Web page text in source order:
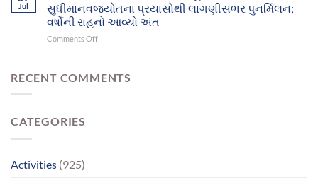
પિતાએ
માનસિક
મિલન
ખીલ્યો
ભક્તિ
અને
આનંદનો
Jul
સુધીમાનવજ્યોતના પ્રયાસોથી લાગણીસભર પુનર્મિલન;
વર્ષોની રાહનો આવ્યો અંત
Comments Offon
ચાર
RECENT COMMENTS
CATEGORIES
Activities (925)